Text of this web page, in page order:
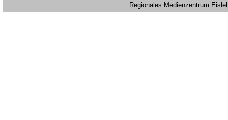
Regionales Medienzentrum